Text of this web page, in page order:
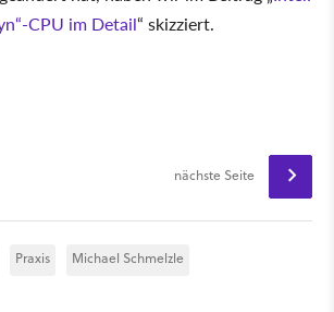
CPU im Detail“ skizziert.
nächste Seite
Praxis Michael Schmelzle